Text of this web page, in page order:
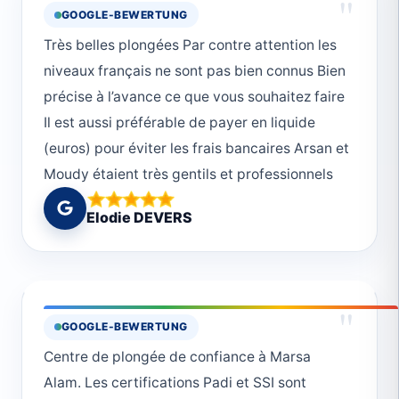
nabyta pozostanie w pamięcii na bardzo
długo. Bardzo wysoki poziom nauczania
połączony z praktyką sprawi że nie wyjdziesz
z wody jako zwykły nurek. Przełamujecie
wszystkie bariery,oraz obawy i strach. Poziom
wyszkolenia personelu, przekazywania
wiedzy, oraz humoru deklasuje wszystko i
wszystkich w całym regionie, jeśli nie w całym
Egipcie. W mojej i nie tylko mojej ocenie
jesteście numer jeden. 10/10 kocich łapek.
ZobaczeniaHello, I would like to thank the
entire Deep South Divers team for the
wonderful few days we spent together. You
gave much more than could be expected. And
GOOGLE-BEWERTUNG "
Très belles plongées Par contre attention les
niveaux français ne sont pas bien connus Bien
précise à l’avance ce que vous souhaitez faire
Il est aussi préférable de payer en liquide
(euros) pour éviter les frais bancaires Arsan et
Moudy étaient très gentils et professionnels
Elodie DEVERS
GOOGLE-BEWERTUNG "
Centre de plongée de confiance à Marsa
Alam. Les certifications Padi et SSI sont